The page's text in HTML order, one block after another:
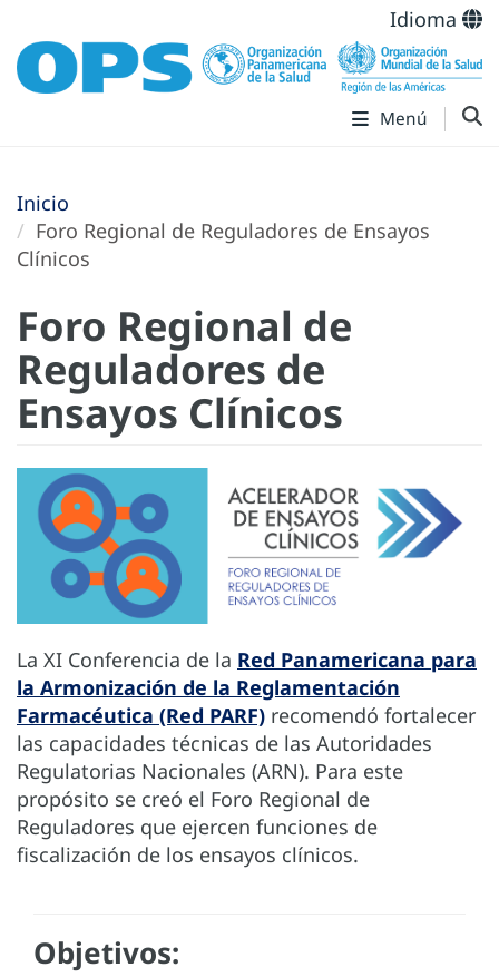
Idioma
Menú
Inicio
Foro Regional de Reguladores de Ensayos
Clínicos
Foro Regional de
Reguladores de
Ensayos Clínicos
La XI Conferencia de la Red Panamericana para
la Armonización de la Reglamentación
Farmacéutica (Red PARF) recomendó fortalecer
las capacidades técnicas de las Autoridades
Regulatorias Nacionales (ARN). Para este
propósito se creó el Foro Regional de
Reguladores que ejercen funciones de
fiscalización de los ensayos clínicos.
Objetivos: